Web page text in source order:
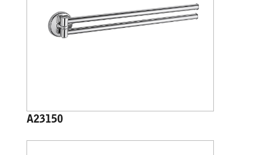
A23150